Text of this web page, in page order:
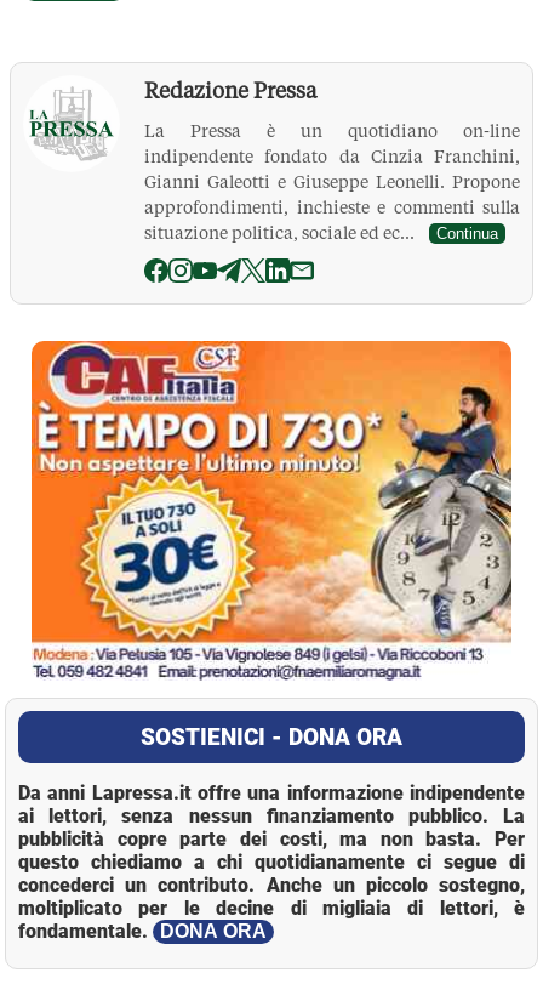
Redazione Pressa
La Pressa è un quotidiano on-line
indipendente fondato da Cinzia Franchini,
Gianni Galeotti e Giuseppe Leonelli. Propone
approfondimenti, inchieste e commenti sulla
situazione politica, sociale ed ec...
Continua
La Pressa
SOSTIENICI - DONA ORA
Da anni Lapressa.it offre una informazione indipendente
ai lettori, senza nessun finanziamento pubblico. La
pubblicità copre parte dei costi, ma non basta. Per
questo chiediamo a chi quotidianamente ci segue di
concederci un contributo. Anche un piccolo sostegno,
moltiplicato per le decine di migliaia di lettori, è
fondamentale.
DONA ORA